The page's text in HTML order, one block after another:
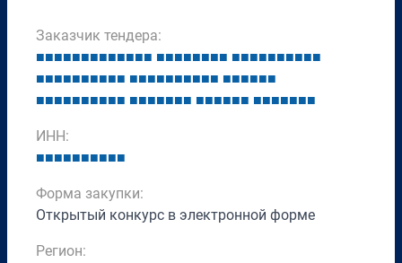
Заказчик тендера:
■■■■■■■■■■■■■ ■■■■■■■■ ■■■■■■■■■■
■■■■■■■■■■ ■■■■■■■■■■ ■■■■■■
■■■■■■■■■■ ■■■■■■■ ■■■■■■ ■■■■■■■
ИНН:
■■■■■■■■■■
Форма закупки:
Открытый конкурс в электронной форме
Регион: